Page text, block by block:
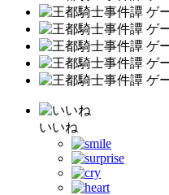
いいね